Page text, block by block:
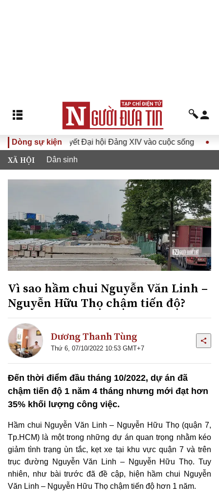
Dòng sự kiện
Nghị quyết Đại hội Đảng XIV vào cuộc sống Hướng tới
XÃ HỘI Dân sinh
Vì sao hầm chui Nguyễn Văn Linh –
Nguyễn Hữu Thọ chậm tiến độ?
Dương Thanh Tùng
Thứ 6, 07/10/2022 10:53 GMT+7
Đến thời điểm đầu tháng 10/2022, dự án đã
chậm tiến độ 1 năm 4 tháng nhưng mới đạt hơn
35% khối lượng công việc.
Hầm chui Nguyễn Văn Linh – Nguyễn Hữu Thọ (quận 7,
Tp.HCM) là một trong những dự án quan trọng nhằm kéo
giảm tình trạng ùn tắc, kẹt xe tại khu vực quận 7 và trên
trục đường Nguyễn Văn Linh – Nguyễn Hữu Thọ. Tuy
nhiên, như bài trước đã đề cập, hiện hầm chui Nguyễn
Văn Linh – Nguyễn Hữu Thọ chậm tiến độ hơn 1 năm.